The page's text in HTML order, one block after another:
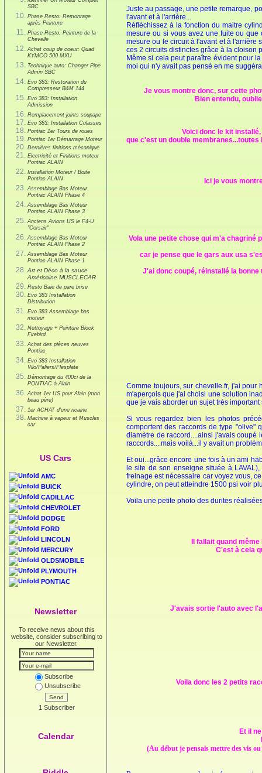
SBC
Phase Resto: Remontage
après Peinture
Phase Resto: Peinture de la
Chevelle
Achat coup de coeur: Quad
KYMCO 500 MXU
Technique auto: Changer Pipe
Admin SBC
Evo 383: Restoration du
Compresseur B&M 144
Evo 383: Installation
Admission
Remplacement joints soupape
Evo 383: Installation Culasses
Pontiac 1er Tours de roues
Pontiac 1er Démarrage Moteur
Dernières finitions mécanique
Electricité et Finitions moteur
Pontiac ALAIN
Installation Moteur / Boite
Pontiac ALAIN
Assemblage Bas Moteur
Pontiac ALAIN Phase 4
Assemblage Bas Moteur
Pontiac ALAIN Phase 3
Anciens Avions US le F4-U
"Corsair"
Assemblage Bas Moteur
Pontiac ALAIN Phase 2
Assemblage Bas Moteur
Pontiac ALAIN Phase 1
Art et Déco à la sauce
Américaine MUSCLECAR
Resto Baie de pare brise
Evo 383 Installation
Distribution
Evo 383 Assemblage bas
moteur
Nettoyage + Peinture Block
Firebird
Achat des pièces neuves
Pontiac
Evo 383 Installation
Vilo/Paliers/Flesplate
Démontage du 400ci de la
PONTIAC à Alain
Achat 1er US pour Alain (mon
beau père)
1er ACHAT d'une ricaine
Machine à vapeur et Muscles
car
US Cars
AMC
BUICK
CADILLAC
CHEVROLET
DODGE
FORD
LINCOLN
MERCURY
OLDSMOBILE
PLYMOUTH
PONTIAC
Newsletter
To receive news about this
website, consider subscribing to
our Newsletter.
Subscribe
Unsubscribe
Send
1 Subscriber
Calendar
Juste au passage, une petite remarque,
l'avant et à l'arrière...
Réfléchissez à la fonction du maitre
mesure ou si vous avez une fuite ou
mesure ou le circuit à l'avant et à l'arrière
ces 2 circuits distinctes grâce à la cloison
Même si cela peut paraître évident pour
moi qui n'y avait pas pensé en me
Je vous montre donc, sur cette
Bien entendu,
Voici donc le kit
que c'est un double
Ici je vous
Vola une petite chose qui m'a chagriné
car je pense que le gars aux usa
J'ai donc coupé, réinstallé la
Comme toujours, sur chevelle.fr, j'ai
m'aperçois que j'ai choisi une solution
que je vais aborder un sujet très
Si vous regardez bien les photos
comportent des raccords de type "olive"
diamètre de raccord....ainsi j'avais coupé
raccords....mais voilà...il y avait un
Et oui...grâce encore une fois à un ami
le site de son enseigne située à
freinage est nécessaire car voyez vous,
cylindre, on peut atteindre 1500 psi voir
Voila une petite photo des durites
Il fallait quand
C'est à cela
J'avais sortie l'auto avec
Voila donc les 2 petits
Et il
(Au début je pensais mettre des vis